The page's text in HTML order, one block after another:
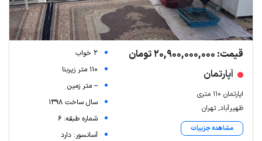
قیمت: 20,900,000,000 تومان
آپارتمان
اپارتمان ۱۱۰ متری
ظهیرآباد, تهران
مشاهده جزییات
2 خواب
110 متر زیربنا
-- متر زمین
سال ساخت 1398
شماره طبقه: 6
آسانسور: دارد